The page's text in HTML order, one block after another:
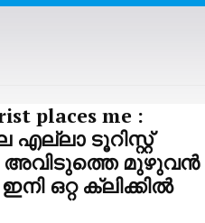
places me :
എല്ലാ ടൂറിസ്റ്റ്
അവിടുത്തെ മുഴുവൻ
ഒറ്റ ക്ലിക്കിൽ